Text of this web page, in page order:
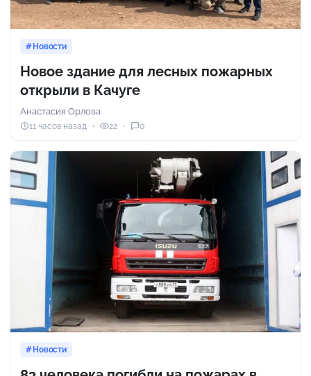
Новости
Новое здание для лесных пожарных
открыли в Качуге
Анастасия Орлова
11 часов назад 22 0
Новости